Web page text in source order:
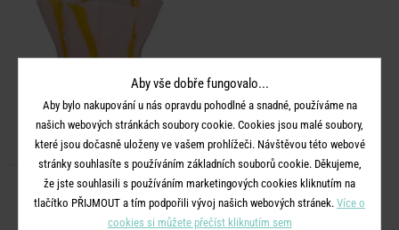
SORBET
Váza 23 cm - růžová/žlutá
Aby vše dobře fungovalo...
Aby bylo nakupování u nás opravdu pohodlné a snadné, používáme na
našich webových stránkách soubory cookie. Cookies jsou malé soubory,
které jsou dočasně uloženy ve vašem prohlížeči. Návštěvou této webové
stránky souhlasíte s používáním základních souborů cookie. Děkujeme,
že jste souhlasili s používáním marketingových cookies kliknutím na
tlačítko PŘIJMOUT a tím podpořili vývoj našich webových stránek. Více o
cookies si můžete přečíst kliknutím sem